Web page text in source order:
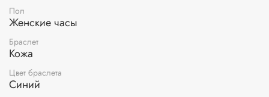
Пол
Женские часы
Браслет
Кожа
Цвет браслета
Синий